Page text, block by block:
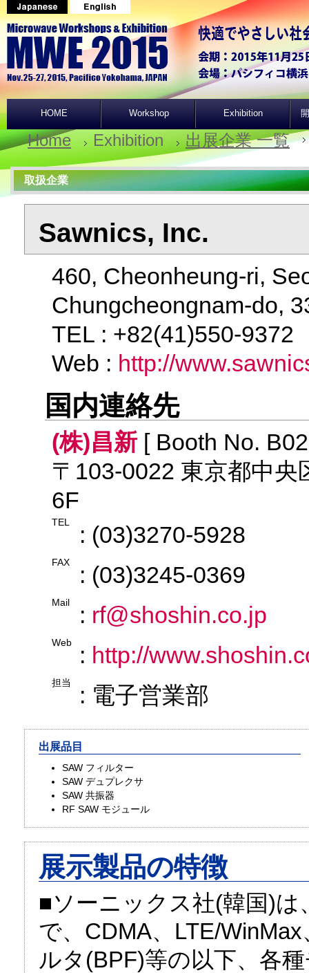
HOME Workshop Exhibition
Home Exhibition 出展企業 一覧
取扱企業
Sawnics, Inc.
460, Cheonheung-ri,
Chungcheongnam-do,
TEL : +82(41)550-
Web : http://
国内連絡先
(株)昌新 [ Booth No.
〒103-0022 東京都中
6F
TEL : (03)3270-5928
FAX : (03)3245-0369
Mail : rf@shoshin.co.jp
Web : http://
担当 : 電子営業部
出展品目
SAW フィルター
SAW デュプレクサ
SAW 共振器
RF SAW モジュール
展示製品の特徴
■ソーニックス社(韓国)
で、CDMA、LTE/
ルタ(BPF)等の以下、各